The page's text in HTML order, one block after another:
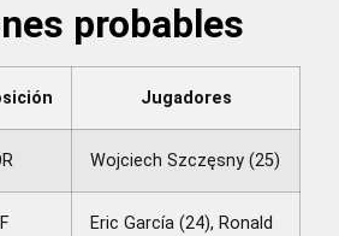
probables
Jugadores
Wojciech Szczęsny (25)
Eric García (24), Ronald